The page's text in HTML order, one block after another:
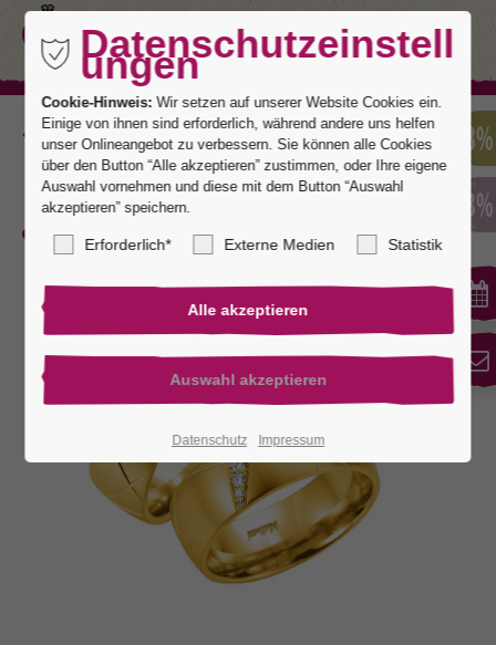
Zurück
San Diego 4
Datenschutzeinstell
ungen
Cookie-Hinweis: Wir setzen auf unserer Website Cookies ein.
Einige von ihnen sind erforderlich, während andere uns helfen
unser Onlineangebot zu verbessern. Sie können alle Cookies
über den Button “Alle akzeptieren” zustimmen, oder Ihre eigene
Auswahl vornehmen und diese mit dem Button “Auswahl
akzeptieren” speichern.
Erforderlich* Externe Medien Statistik
Datenschutz Impressum